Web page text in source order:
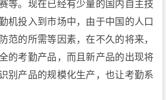
等。现在已经有少量的国内自主技
机投入到市场中，由于中国的人口
范的所需等因素，在不久的将来，
的考勤产品，而且新产品的出现将
别产品的规模化生产，也让考勤系